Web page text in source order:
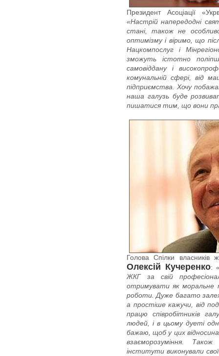
Президент Асоціації
«Настрій напередодні
стані, також не
оптимізму і віримо, що
Нацкомпослуг і
зможуть істотно
самовіддану і
комунальній сфері, від
підприємства. Хочу
наша галузь буде
пишатися тим, що вони
Голова Спілки власників
Олексій Кучеренко:
ЖКГ за свій
отримувати як моральне
роботи. Дуже багато
а простіше кажучи, від
працю співробітників
людей, і в цьому дуеті
бажаю, щоб у цих
взаєморозуміння.
інститути виконували